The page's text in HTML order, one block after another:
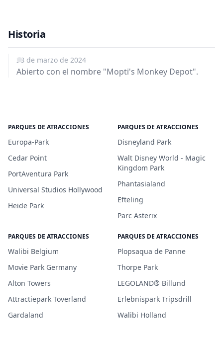
Historia
28 de marzo de 2024
Abierto con el nombre "Mopti's Monkey Depot".
PARQUES DE ATRACCIONES
Europa-Park
Cedar Point
PortAventura Park
Universal Studios Hollywood
Heide Park
PARQUES DE ATRACCIONES
Disneyland Park
Walt Disney World - Magic
Kingdom Park
Phantasialand
Efteling
Parc Asterix
PARQUES DE ATRACCIONES
Walibi Belgium
Movie Park Germany
Alton Towers
Attractiepark Toverland
Gardaland
PARQUES DE ATRACCIONES
Plopsaqua de Panne
Thorpe Park
LEGOLAND® Billund
Erlebnispark Tripsdrill
Walibi Holland